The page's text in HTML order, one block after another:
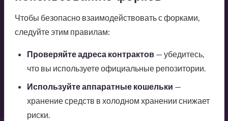
Чтобы безопасно взаимодействовать с форками,
следуйте этим правилам:
Проверяйте адреса контрактов— убедитесь,
что вы используете официальные репозитории.
Используйте аппаратные кошельки —
хранение средств в холодном хранении снижает
риски.